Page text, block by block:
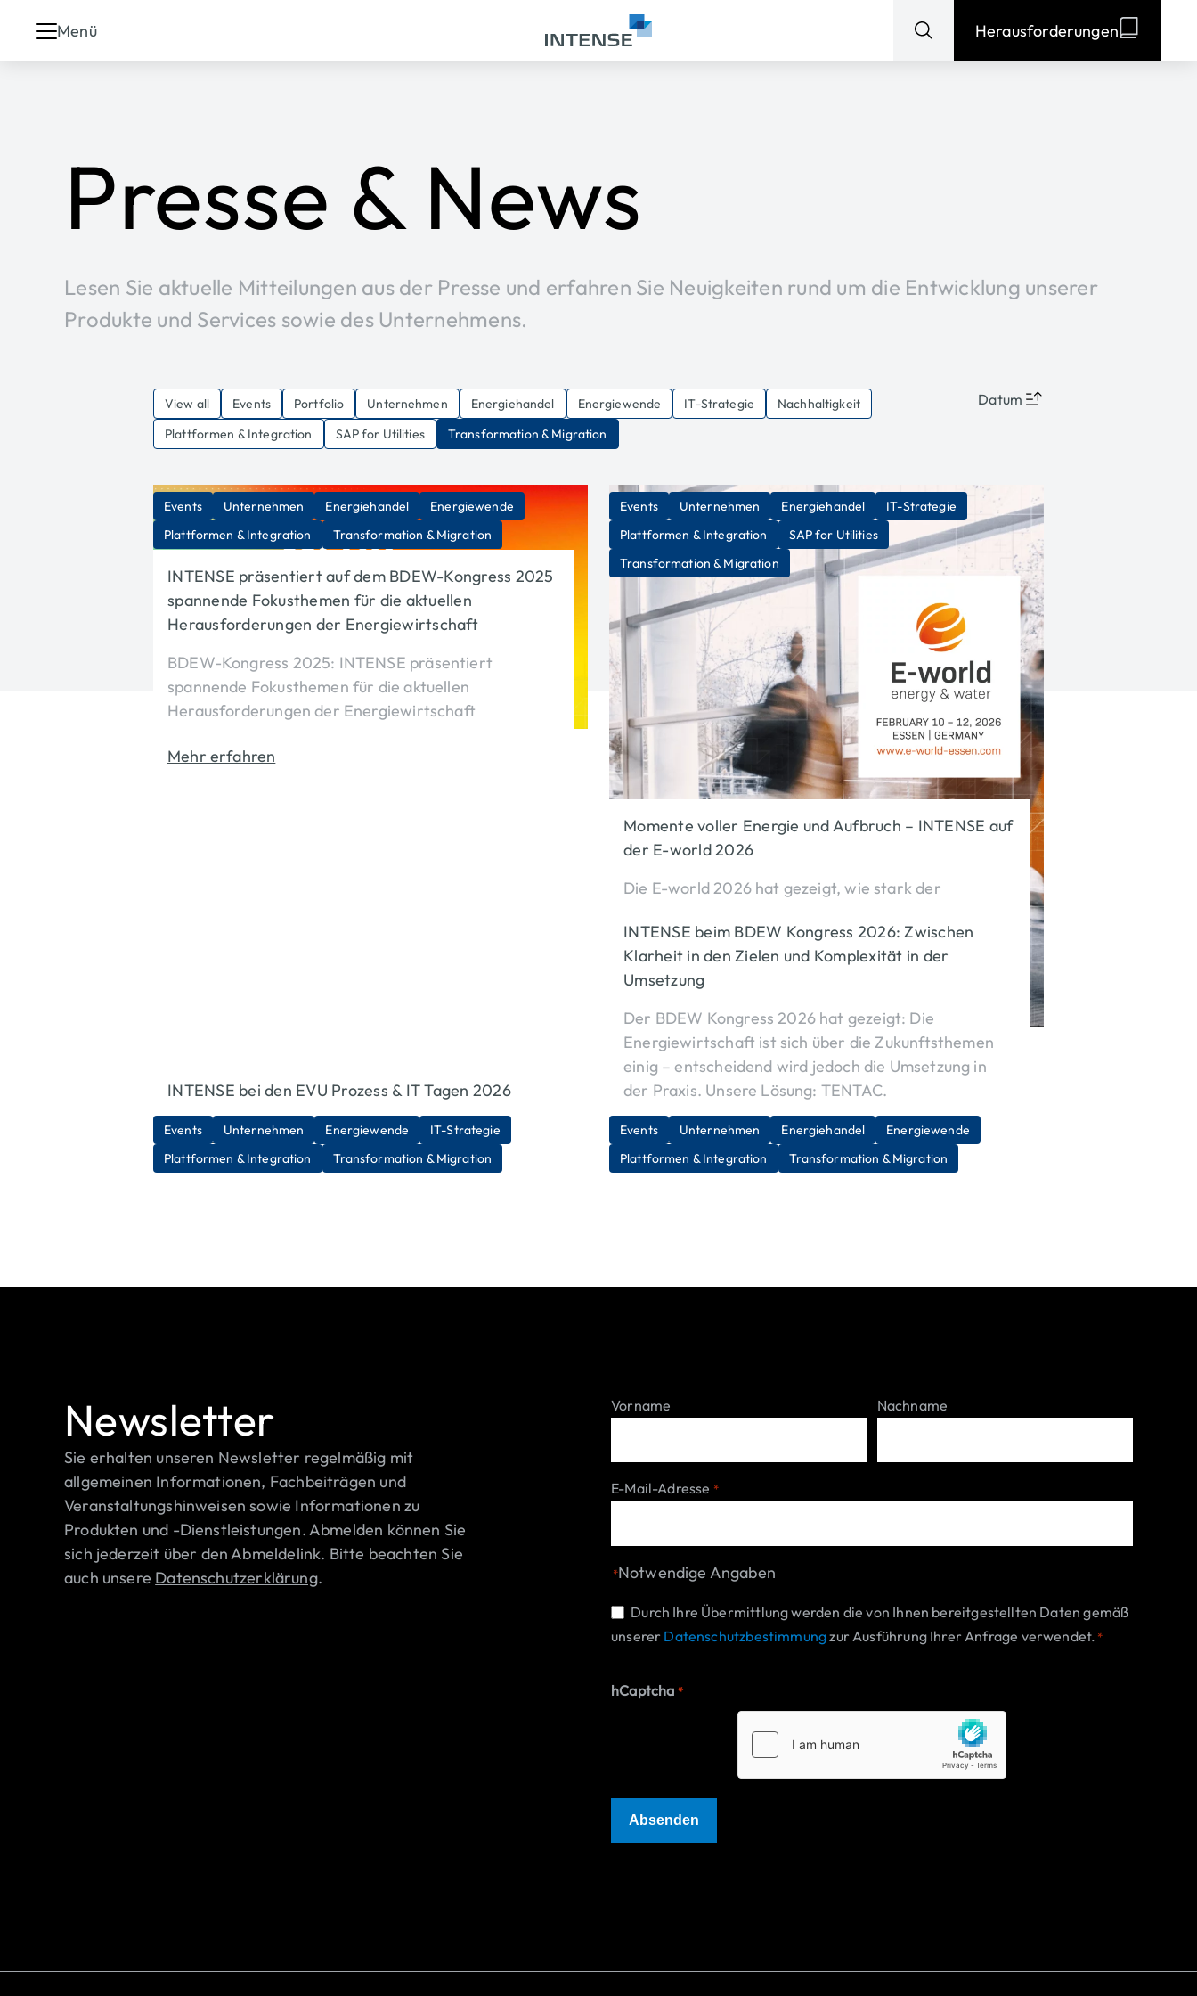
Menü
Suchen
nach:
Titel
&Content
Ergebnisse
Herausforderungen
Presse & News
Lesen Sie aktuelle Mitteilungen aus der Presse und erfahren Sie Neuigkeiten rund um die Entwicklung unserer
Produkte und Services sowie des Unternehmens.
View all Events Portfolio Unternehmen Energiehandel Energiewende IT-Strategie
Nachhaltigkeit
Plattformen & Integration
SAP for Utilities Transformation & Migration
Datum
INTENSE präsentiert auf dem BDEW-Kongress 2025
spannende Fokusthemen für die aktuellen
Herausforderungen der Energiewirtschaft
BDEW-Kongress 2025: INTENSE präsentiert
spannende Fokusthemen für die aktuellen
Herausforderungen der Energiewirtschaft
Mehr erfahren
Events Unternehmen Energiehandel
Energiewende
Plattformen & Integration
Transformation & Migration
Momente voller Energie und Aufbruch – INTENSE auf
der E-world 2026
Die E-world 2026 hat gezeigt, wie stark der
Plattformstrategien, SAP S/4HANA-
Transformationen und partnerschaftliche
Zusammenarbeit standen im Mittelpunkt – und
prägten den Messeauftritt von INTENSE.
Mehr erfahren
Events Unternehmen Energiehandel
IT-Strategie
Plattformen & Integration
SAP for Utilities
Transformation & Migration
INTENSE bei den EVU Prozess & IT Tagen 2026
Mehr erfahren
Events Unternehmen Energiewende
IT-Strategie
Plattformen & Integration
Transformation & Migration
INTENSE beim BDEW Kongress 2026: Zwischen
Klarheit in den Zielen und Komplexität in der
Umsetzung
Der BDEW Kongress 2026 hat gezeigt: Die
Energiewirtschaft ist sich über die Zukunftsthemen
einig – entscheidend wird jedoch die Umsetzung in
der Praxis. Unsere Lösung: TENTAC.
Mehr erfahren
Events Unternehmen Energiehandel
Energiewende
Plattformen & Integration
Transformation & Migration
Newsletter
Sie erhalten unseren Newsletter regelmäßig mit
allgemeinen Informationen, Fachbeiträgen und
Veranstaltungshinweisen sowie Informationen zu
Produkten und -Dienstleistungen. Abmelden können Sie
sich jederzeit über den Abmeldelink. Bitte beachten Sie
auch unsere Datenschutzerklärung.
Vorname Nachname
E-Mail-Adresse *
*Notwendige Angaben
Einwilligung
*
Durch Ihre Übermittlung werden die von Ihnen bereitgestellten Daten gemäß
unserer Datenschutzbestimmungzur Ausführung Ihrer Anfrage verwendet. *
hCaptcha *